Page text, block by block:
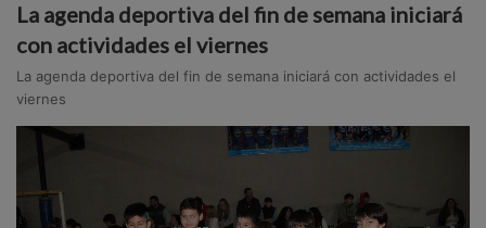
La agenda deportiva del fin de semana iniciará
con actividades el viernes
La agenda deportiva del fin de semana iniciará con actividades el
viernes